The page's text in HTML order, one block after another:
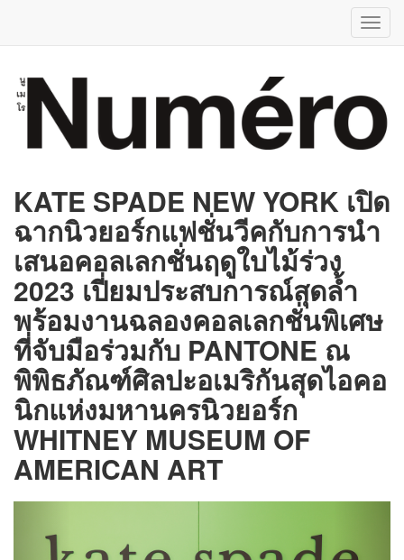
KATE SPADE NEW YORK เปิด
ฉากนิวยอร์กแฟชั่นวีคกับการนำ
เสนอคอลเลกชั่นฤดูใบไม้ร่วง
2023 เปี่ยมประสบการณ์สุดล้ำ
พร้อมงานฉลองคอลเลกชั่นพิเศษ
ที่จับมือร่วมกับ PANTONE ณ
พิพิธภัณฑ์ศิลปะอเมริกันสุดไอคอ
นิกแห่งมหานครนิวยอร์ก
WHITNEY MUSEUM OF
AMERICAN ART